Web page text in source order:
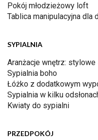
Pokój młodzieżowy loft
Tablica manipulacyjna dla
SYPIALNIA
Aranżacje wnętrz:
Sypialnia boho
Łóżko z dodatkowym
Sypialnia w kilku
Kwiaty do sypialni
PRZEDPOKÓJ